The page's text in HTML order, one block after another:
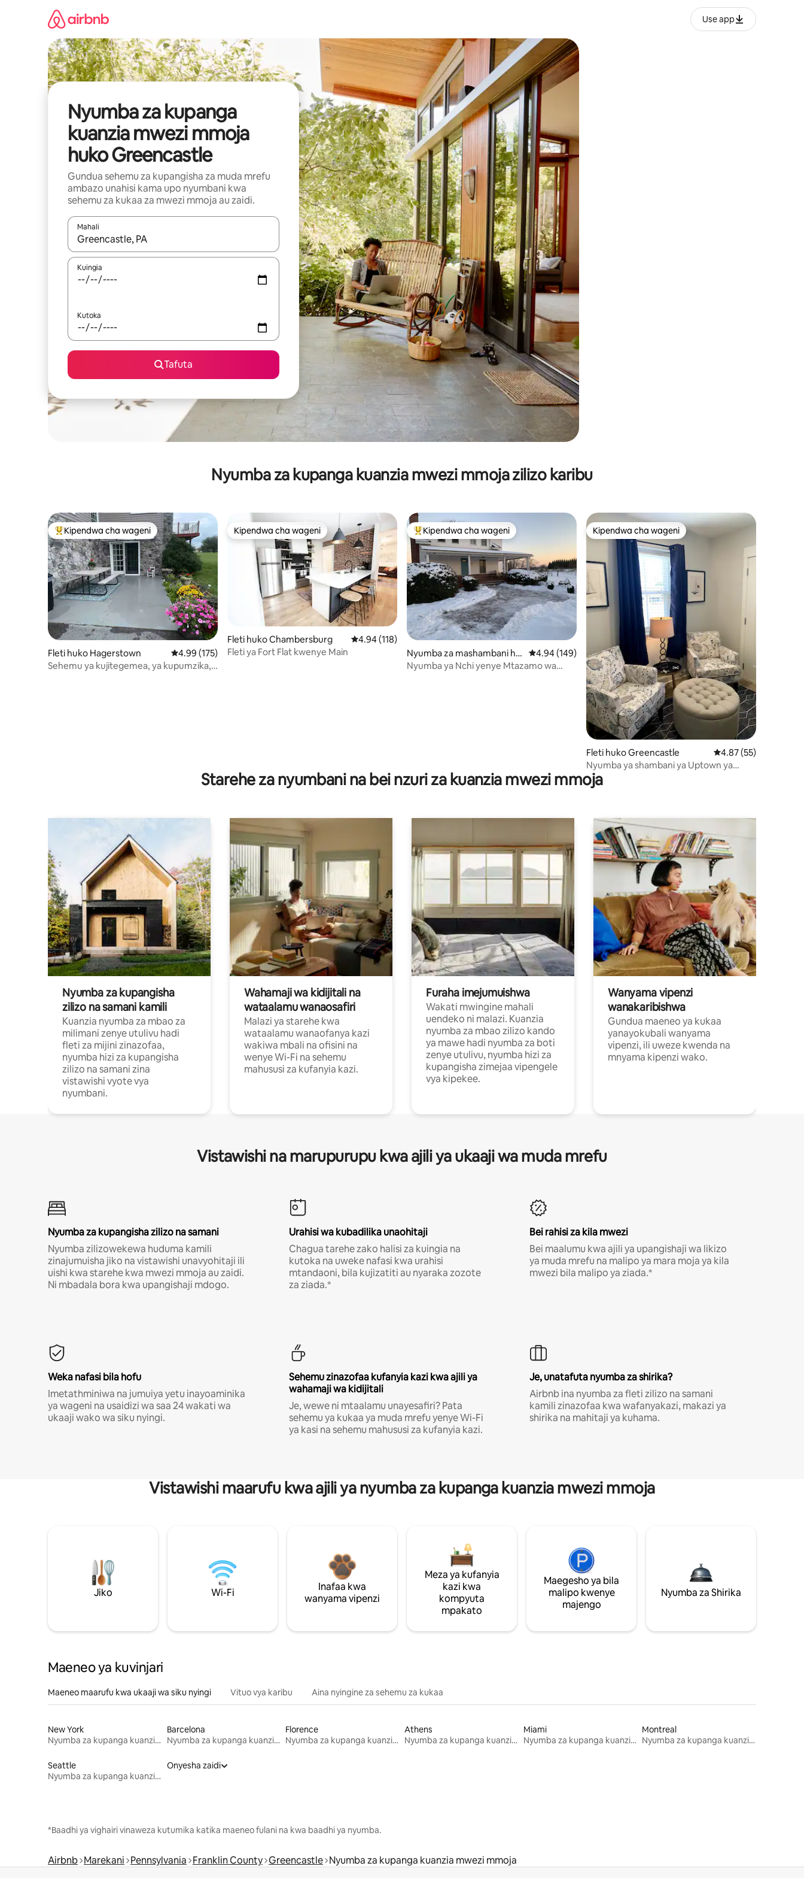
Use app
Nyumba za kupanga
kuanzia mwezi mmoja
huko Greencastle
Gundua sehemu za kupangisha za muda mrefu
ambazo unahisi kama upo nyumbani kwa
sehemu za kukaa za mwezi mmoja au zaidi.
Mahali
Wakati matokeo yanapatikana, vinjari kwa kutumia vitufe vya vishale vya juu na chini au uchunguze kwa kugusa au kutelezesha kidole kwenye ishara.
Kuingia
Kutoka
Tafuta
Nyumba za kupanga kuanzia mwezi mmoja zilizo karibu
Kipendwa maarufu cha wageni
Kipendwa cha wageni
Fleti huko Hagerstown Ukadiriaji wa wastani wa 4.99 kati ya 5, tathmini 175
4.99 (175)
Sehemu ya kujitegemea, ya kupumzika,
Kipendwa cha wageni
Kipendwa cha wageni
Fleti huko Chambersburg Ukadiriaji wa wastani wa 4.94 kati ya 5, tathmini 118
4.94 (118)
Fleti ya Fort Flat kwenye Main
Kipendwa maarufu cha wageni
Kipendwa cha wageni
Nyumba za mashambani hu
ko Greencastle
Ukadiriaji wa wastani wa 4.94 kati ya 5, tathmini 149
4.94 (149)
Nyumba ya Nchi yenye Mtazamo wa
Kipendwa cha wageni
Kipendwa cha wageni
Fleti huko Greencastle Ukadiriaji wa wastani
4.87 (55)
Nyumba ya shambani ya Uptown ya
Greencastle
Starehe za nyumbani na bei nzuri za kuanzia mwezi mmoja
Nyumba za kupangisha
zilizo na samani kamili
Kuanzia nyumba za mbao za
milimani zenye utulivu hadi
fleti za mijini zinazofaa,
nyumba hizi za kupangisha
zilizo na samani zina
vistawishi vyote vya
nyumbani.
Wahamaji wa kidijitali na
wataalamu wanaosafiri
Malazi ya starehe kwa
wataalamu wanaofanya kazi
wakiwa mbali na ofisini na
wenye Wi-Fi na sehemu
mahususi za kufanyia kazi.
Furaha imejumuishwa
Wakati mwingine mahali
uendeko ni malazi. Kuanzia
nyumba za mbao zilizo kando
ya mawe hadi nyumba za boti
zenye utulivu, nyumba hizi za
kupangisha zimejaa vipengele
vya kipekee.
Wanyama vipenzi
wanakaribishwa
Gundua maeneo ya kukaa
yanayokubali wanyama
vipenzi, ili uweze kwenda na
mnyama kipenzi wako.
Vistawishi na marupurupu kwa ajili ya ukaaji wa muda mrefu
Nyumba za kupangisha zilizo na samani
Nyumba zilizowekewa huduma kamili
zinajumuisha jiko na vistawishi unavyohitaji ili
uishi kwa starehe kwa mwezi mmoja au zaidi.
Ni mbadala bora kwa upangishaji mdogo.
Urahisi wa kubadilika unaohitaji
Chagua tarehe zako halisi za kuingia na
kutoka na uweke nafasi kwa urahisi
mtandaoni, bila kujizatiti au nyaraka zozote
za ziada.*
Bei rahisi za kila mwezi
Bei maalumu kwa ajili ya upangishaji wa likizo
ya muda mrefu na malipo ya mara moja ya kila
mwezi bila malipo ya ziada.*
Weka nafasi bila hofu
Imetathminiwa na jumuiya yetu inayoaminika
ya wageni na usaidizi wa saa 24 wakati wa
ukaaji wako wa siku nyingi.
Sehemu zinazofaa kufanyia kazi kwa ajili ya
wahamaji wa kidijitali
Je, wewe ni mtaalamu unayesafiri? Pata
sehemu ya kukaa ya muda mrefu yenye Wi-Fi
ya kasi na sehemu mahususi za kufanyia kazi.
Je, unatafuta nyumba za shirika?
Airbnb ina nyumba za fleti zilizo na samani
kamili zinazofaa kwa wafanyakazi, makazi ya
shirika na mahitaji ya kuhama.
Vistawishi maarufu kwa ajili ya nyumba za kupanga kuanzia mwezi mmoja
Jiko Wi-Fi
Inafaa kwa
wanyama vipenzi
Meza ya kufanyia
kazi kwa
kompyuta
mpakato
Maegesho ya bila
malipo kwenye
majengo
Nyumba za Shirika
Maeneo ya kuvinjari
Maeneo maarufu kwa ukaaji wa siku nyingi Vituo vya karibu Aina nyingine za sehemu za kukaa
New York
Nyumba za kupanga kuanzia mwezi mmoja
Barcelona
Nyumba za kupanga kuanzia mwezi mmoja
Florence
Nyumba za kupanga kuanzia mwezi mmoja
Athens
Nyumba za kupanga kuanzia mwezi mmoja
Miami
Nyumba za kupanga kuanzia mwezi mmoja
Montreal
Nyumba za kupanga kuanzia mwezi mmoja
Seattle
Nyumba za kupanga kuanzia mwezi mmoja
Onyesha zaidi
*Baadhi ya vighairi vinaweza kutumika katika maeneo fulani na kwa baadhi ya nyumba.
Airbnb Marekani Pennsylvania Franklin County Greencastle Nyumba za kupanga kuanzia mwezi mmoja